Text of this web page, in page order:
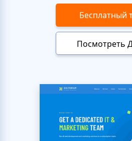
Бесплатный
Посмотреть